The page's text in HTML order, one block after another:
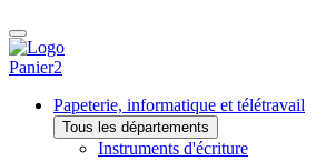
Panier2
Papeterie, informatique et télétravail
Tous les départements
Instruments d'écriture